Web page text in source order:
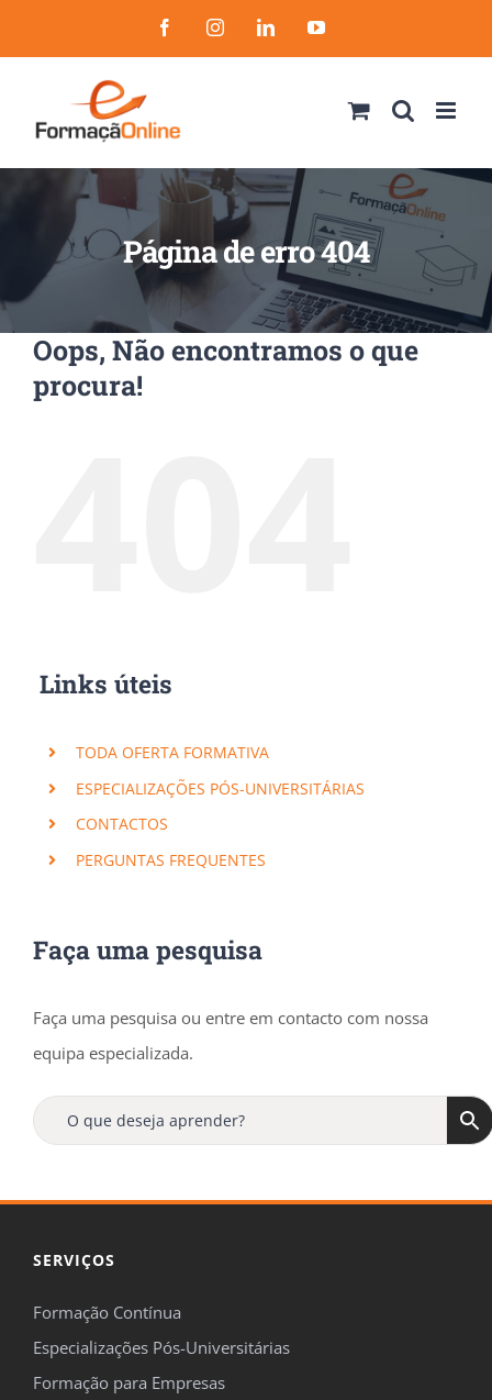
to
FacebookInstagramLinkedInYouTube
Página de erro 404
Oops, Não encontramos o que
procura!
Links úteis
TODA OFERTA FORMATIVA
ESPECIALIZAÇÕES PÓS-UNIVERSITÁRIAS
CONTACTOS
PERGUNTAS FREQUENTES
Faça uma pesquisa
Faça uma pesquisa ou entre em contacto com nossa
equipa especializada.
SERVIÇOS
Formação Contínua
Especializações Pós-Universitárias
Formação para Empresas